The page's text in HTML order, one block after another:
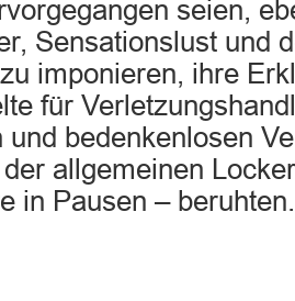
seien,
Sensationslust und
imponieren, ihre
für
und bedenkenlosen
allgemeinen
in Pausen – beruhten.